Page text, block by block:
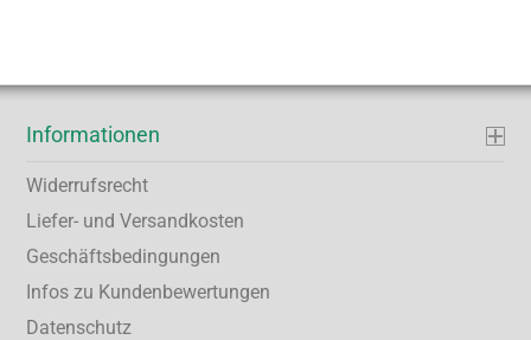
Informationen
Widerrufsrecht
Liefer- und Versandkosten
Geschäftsbedingungen
Infos zu Kundenbewertungen
Datenschutz